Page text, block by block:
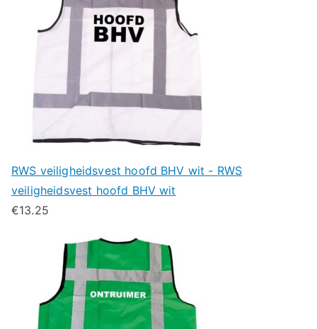
RWS veiligheidsvest hoofd BHV wit - RWS
veiligheidsvest hoofd BHV wit
€13.25